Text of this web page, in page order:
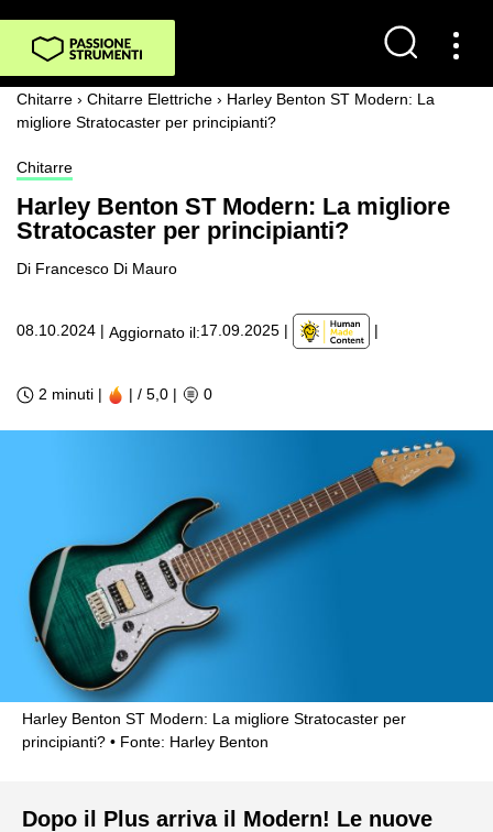
Chitarre › Chitarre Elettriche › Harley Benton ST Modern: La
migliore Stratocaster per principianti?
Chitarre
Harley Benton ST Modern: La migliore
Stratocaster per principianti?
Di Francesco Di Mauro
08.10.2024 | Aggiornato il:17.09.2025 | |
2 minuti | | / 5,0 | 0
Harley Benton ST Modern: La migliore Stratocaster per
principianti?
Fonte: Harley Benton
Dopo il Plus arriva il Modern! Le nuove